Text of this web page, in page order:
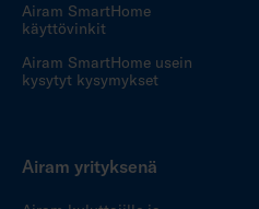
Airam SmartHome
käyttövinkit
Airam SmartHome usein
kysytyt kysymykset
Airam yrityksenä